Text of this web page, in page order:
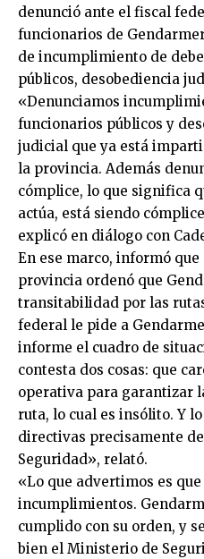
denunció ante el fiscal
funcionarios de
de incumplimiento de
públicos, desobediencia
«Denunciamos
funcionarios públicos y
judicial que ya está
la provincia. Además
cómplice, lo que significa
actúa, está siendo
explicó en diálogo con
En ese marco, informó
provincia ordenó que
transitabilidad por las
federal le pide a
informe el cuadro de
contesta dos cosas: que
operativa para garantizar
ruta, lo cual es insólito. Y
directivas precisamente
Seguridad», relató.
«Lo que advertimos es
incumplimientos.
cumplido con su orden, y
bien el Ministerio de